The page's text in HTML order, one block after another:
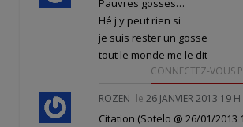
Pauvres gosses…
Hé j'y peut rien si
je suis rester un gosse
tout le monde me le dit
CONNECTEZ-VOUS
ROZEN le 26 JANVIER 2013 19
Citation (Sotelo @ 26/01/2013